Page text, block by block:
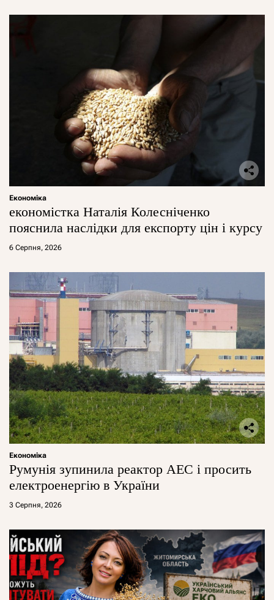
Економіка
економістка Наталія Колесніченко
пояснила наслідки для експорту цін і курсу
6 Серпня, 2026
Економіка
Румунія зупинила реактор АЕС і просить
електроенергію в України
3 Серпня, 2026